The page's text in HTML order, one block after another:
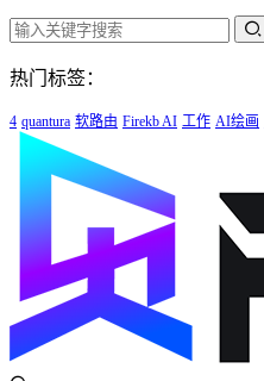
热门标签：
4 quantura 软路由 Firekb AI 工作 AI绘画